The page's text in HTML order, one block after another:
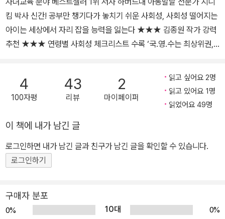
킴 박사 신간! 공부만 챙기다가 놓치기 쉬운 사회성, 사회성 떨어지는
아이는 세상에서 자리 잡을 능력을 잃는다 ★★★ 김종원 작가 강력
추천 ★★★ 연령별 사회성 체크리스트 수록 ‘국․영․수는 최상위권,
다. 입시 중심의 교육으로 아이들의 지적 능력은 세계 최고에 이르렀
지만, 자기 인식, 감정 표현, 의사소통, 협업 능력 같은 사회․정서적 역
량 문제는 더는 외면할 수 없는 지점에 와 있다. 학교는 좋은데 친구
아이, 공부는 잘하지만 외로운 아이… 혹시 우리 아이의 모습은 아닌
가? 유아교육과 아동발달 분야의 석학이자 20년 넘게 유․초등 아이
들을 직접 가르친 지니 킴 박사는 ‘나를 이해하고 사랑하는 것’에서 출
발해 ‘타인과 소통하며 건강하게 관계 맺는 법’까지 아이의 사회성을
은 어떻게 자랄까? 친구 갈등이 시작되기 전에 아이에게 반드시 가르
쳐야 할 사회적 역량은 무엇일까? 부모조차 어려워 알려주지 못한 삶
4
100자평
43
리뷰
2
마이페이퍼
읽고 싶어요 2명
읽고 있어요 1명
읽었어요 49명
이 책에 내가 남긴 글
로그인하면 내가 남긴 글과 친구가 남긴 글을 확인할 수 있습니다.
로그인하기
구매자 분포
0% 10대
0%